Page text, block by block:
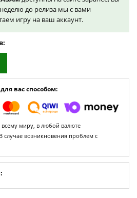
до релиза мы с вами
игру на ваш аккаунт.
вас способом:
миру, в любой валюте
случае возникновения проблем с